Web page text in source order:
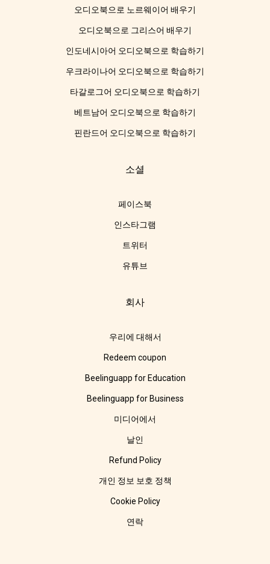
오디오북으로 노르웨이어 배우기
오디오북으로 그리스어 배우기
인도네시아어 오디오북으로 학습하기
우크라이나어 오디오북으로 학습하기
타갈로그어 오디오북으로 학습하기
베트남어 오디오북으로 학습하기
핀란드어 오디오북으로 학습하기
소셜
페이스북
인스타그램
트위터
유튜브
회사
우리에 대해서
Redeem coupon
Beelinguapp for Education
Beelinguapp for Business
미디어에서
날인
Refund Policy
개인 정보 보호 정책
Cookie Policy
연락